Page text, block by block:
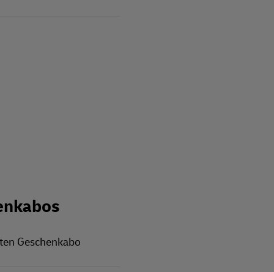
Geschenkabo